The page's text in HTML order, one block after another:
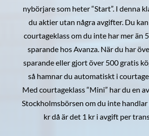
nybörjare som heter “Start”. I denna
du aktier utan några avgifter. Du
courtageklass om du inte har mer än
sparande hos Avanza. När du har
sparande eller gjort över 500 gratis
så hamnar du automatiskt i
Med courtageklass “Mini” har du en
Stockholmsbörsen om du inte
kr då är det 1 kr i avgift per